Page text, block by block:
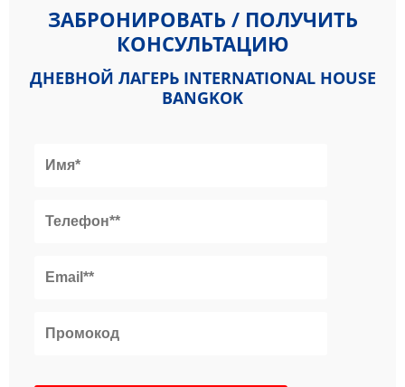
ЗАБРОНИРОВАТЬ / ПОЛУЧИТЬ
КОНСУЛЬТАЦИЮ
ДНЕВНОЙ ЛАГЕРЬ INTERNATIONAL HOUSE
BANGKOK